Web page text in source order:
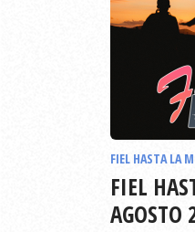
FIEL HASTA LA
FIEL
AGOSTO